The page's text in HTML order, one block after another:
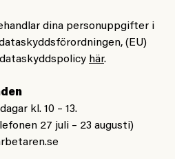
dina personuppgifter i
(EU)
här.
kl. 10 – 13.
27 juli – 23 augusti)